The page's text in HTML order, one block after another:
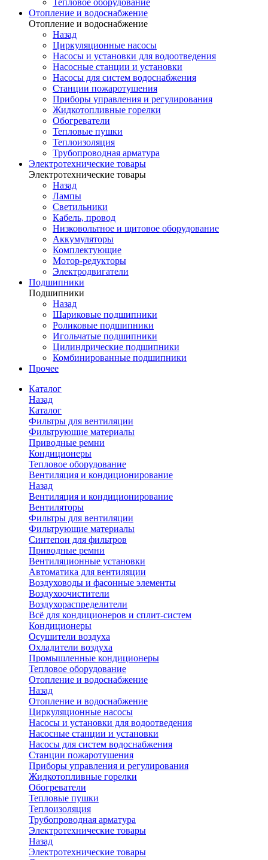
Тепловое оборудование
Отопление и водоснабжение
Отопление и водоснабжение
Назад
Циркуляционные насосы
Насосы и установки для водоотведения
Насосные станции и установки
Насосы для систем водоснабжения
Станции пожаротушения
Приборы управления и регулирования
Жидкотопливные горелки
Обогреватели
Тепловые пушки
Теплоизоляция
Трубопроводная арматура
Электротехнические товары
Электротехнические товары
Назад
Лампы
Светильники
Кабель, провод
Низковольтное и щитовое оборудование
Аккумуляторы
Комплектующие
Мотор-редукторы
Электродвигатели
Подшипники
Подшипники
Назад
Шариковые подшипники
Роликовые подшипники
Игольчатые подшипники
Цилиндрические подшипники
Комбинированные подшипники
Прочее
Каталог
Назад
Каталог
Фильтры для вентиляции
Фильтрующие материалы
Приводные ремни
Кондиционеры
Тепловое оборудование
Вентиляция и кондиционирование
Назад
Вентиляция и кондиционирование
Вентиляторы
Фильтры для вентиляции
Фильтрующие материалы
Синтепон для фильтров
Приводные ремни
Вентиляционные установки
Автоматика для вентиляции
Воздуховоды и фасонные элементы
Воздухоочистители
Воздухораспределители
Всё для кондиционеров и сплит-систем
Кондиционеры
Осушители воздуха
Охладители воздуха
Промышленные кондиционеры
Тепловое оборудование
Отопление и водоснабжение
Назад
Отопление и водоснабжение
Циркуляционные насосы
Насосы и установки для водоотведения
Насосные станции и установки
Насосы для систем водоснабжения
Станции пожаротушения
Приборы управления и регулирования
Жидкотопливные горелки
Обогреватели
Тепловые пушки
Теплоизоляция
Трубопроводная арматура
Электротехнические товары
Назад
Электротехнические товары